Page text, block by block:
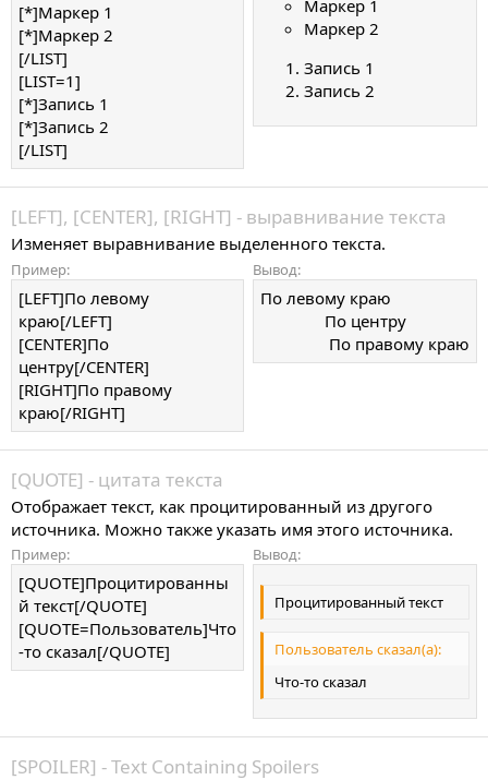
[*]Маркер 1
[*]Маркер 2
[/LIST]
[LIST=1]
[*]Запись 1
[*]Запись 2
[/LIST]
Маркер 1
Маркер 2
Запись 1
Запись 2
[LEFT], [CENTER], [RIGHT] - выравнивание текста
Изменяет выравнивание выделенного текста.
Пример:
[LEFT]По левому
краю[/LEFT]
[CENTER]По
центру[/CENTER]
[RIGHT]По правому
краю[/RIGHT]
Вывод:
По левому краю​
По центру​
По правому краю​
[QUOTE] - цитата текста
Отображает текст, как процитированный из другого
источника. Можно также указать имя этого источника.
Пример:
[QUOTE]Процитированны
й текст[/QUOTE]
[QUOTE=Пользователь]Что
-то сказал[/QUOTE]
Вывод:
Процитированный текст
Пользователь сказал(а):
Что-то сказал
[SPOILER] - Text Containing Spoilers